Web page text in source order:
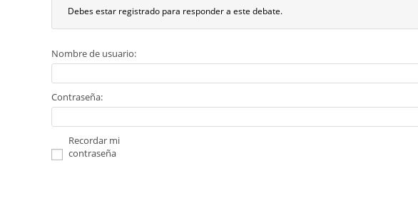
Debes estar registrado para responder a este debate.
Nombre de usuario:
Contraseña:
Recordar mi
contraseña